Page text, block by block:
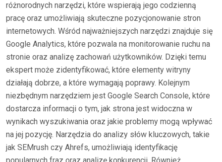
różnorodnych narzędzi, które wspierają jego codzienną
pracę oraz umożliwiają skuteczne pozycjonowanie stron
internetowych. Wśród najważniejszych narzędzi znajduje się
Google Analytics, które pozwala na monitorowanie ruchu na
stronie oraz analizę zachowań użytkowników. Dzięki temu
ekspert może zidentyfikować, które elementy witryny
działają dobrze, a które wymagają poprawy. Kolejnym
niezbędnym narzędziem jest Google Search Console, które
dostarcza informacji o tym, jak strona jest widoczna w
wynikach wyszukiwania oraz jakie problemy mogą wpływać
na jej pozycję. Narzędzia do analizy słów kluczowych, takie
jak SEMrush czy Ahrefs, umożliwiają identyfikację